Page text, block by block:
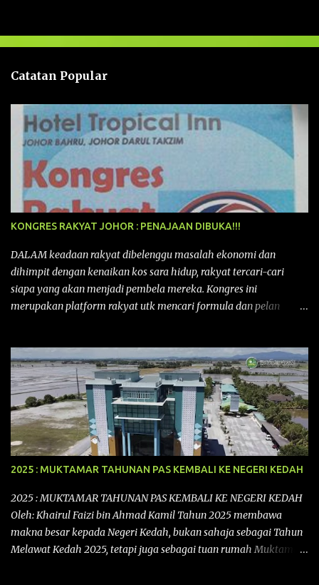
a
n
Catatan Popular
KONGRES RAKYAT JOHOR : PENAJAAN DIBUKA!!!
DALAM keadaan rakyat dibelenggu masalah ekonomi dan
dihimpit dengan kenaikan kos sara hidup, rakyat tercari-cari
siapa yang akan menjadi pembela mereka. Kongres ini
merupakan platform rakyat utk mencari formula dan pelan
pertama yang telah diadakan pada 12 September 2015 di Shah
Alam, Selangor, di peringkat kebangsaan dengan tema
“MEMBINA MALAYSIA SEJAHTERA”, Kongre s Rakyat di
peringkat negeri-negeri mula diadakan. Isu-isu rakyat yang telah
ditimbulkan di peringkat kebangsaan termasuklah isu-isu
ekonomi, sosial, pendidikan, pengurusan sumber, kesihatan,
budaya, pembangunan bandar dan desa, kos dan kualiti hidup
dan perundangan. Di peringkat negeri pula, isu akan dijuruskan
dengan lebih terperinci perkara-perkara tersebut dengan keadaan
setempat. Kongres Rakyat Johor ini akan melibat pelbagai pihak
dari pelbagai latar belakang yang ingin ...
2025 : MUKTAMAR TAHUNAN PAS KEMBALI KE NEGERI KEDAH
2025 : MUKTAMAR TAHUNAN PAS KEMBALI KE NEGERI KEDAH
Oleh: Khairul Faizi bin Ahmad Kamil Tahun 2025 membawa
makna besar kepada Negeri Kedah, bukan sahaja sebagai Tahun
Melawat Kedah 2025, tetapi juga sebagai tuan rumah Muktamar